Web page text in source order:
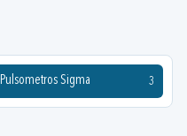
Pulsometros Sigma 3